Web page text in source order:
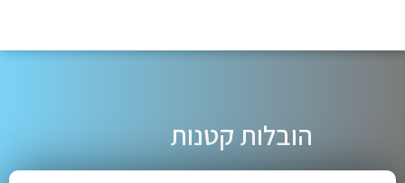
הובלות קטנות